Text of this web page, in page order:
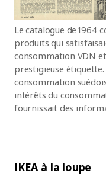
Le catalogue de 1964
produits qui
consommation VDN
prestigieuse étiquette.
consommation
intérêts du
fournissait des
IKEA à la loupe